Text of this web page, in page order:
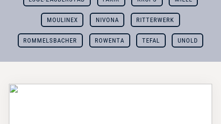
MOULINEX NIVONA RITTERWERK
ROMMELSBACHER ROWENTA TEFAL UNOLD